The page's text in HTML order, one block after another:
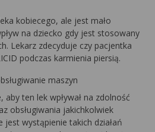
kobiecego, ale jest mało
na dziecko gdy jest stosowany
Lekarz zdecyduje czy pacjentka
podczas karmienia piersią.
maszyn
aby ten lek wpływał na zdolność
obsługiwania jakichkolwiek
jest wystąpienie takich działań